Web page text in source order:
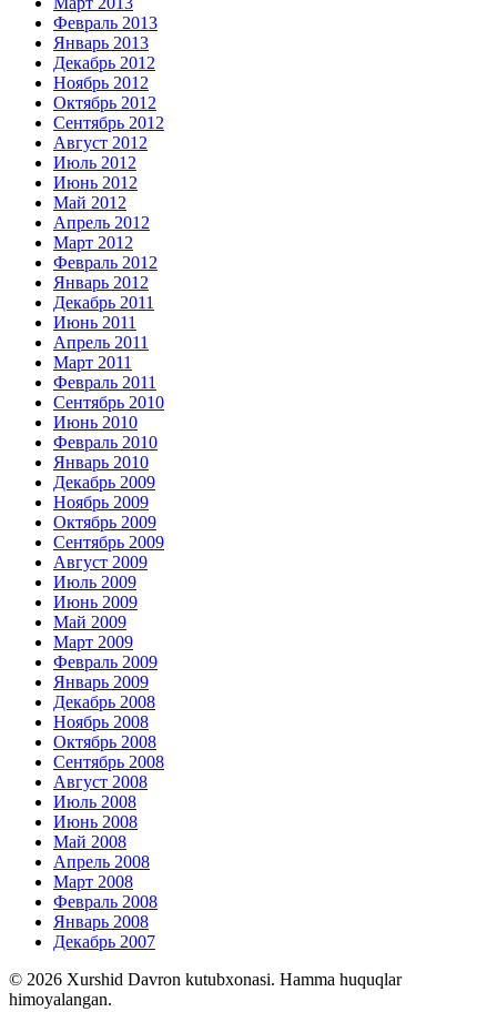
Февраль 2013
Январь 2013
Декабрь 2012
Ноябрь 2012
Октябрь 2012
Сентябрь 2012
Август 2012
Июль 2012
Июнь 2012
Май 2012
Апрель 2012
Март 2012
Февраль 2012
Январь 2012
Декабрь 2011
Июнь 2011
Апрель 2011
Март 2011
Февраль 2011
Сентябрь 2010
Июнь 2010
Февраль 2010
Январь 2010
Декабрь 2009
Ноябрь 2009
Октябрь 2009
Сентябрь 2009
Август 2009
Июль 2009
Июнь 2009
Май 2009
Март 2009
Февраль 2009
Январь 2009
Декабрь 2008
Ноябрь 2008
Октябрь 2008
Сентябрь 2008
Август 2008
Июль 2008
Июнь 2008
Май 2008
Апрель 2008
Март 2008
Февраль 2008
Январь 2008
Декабрь 2007
© 2026 Xurshid Davron kutubxonasi. Hamma huquqlar
himoyalangan.